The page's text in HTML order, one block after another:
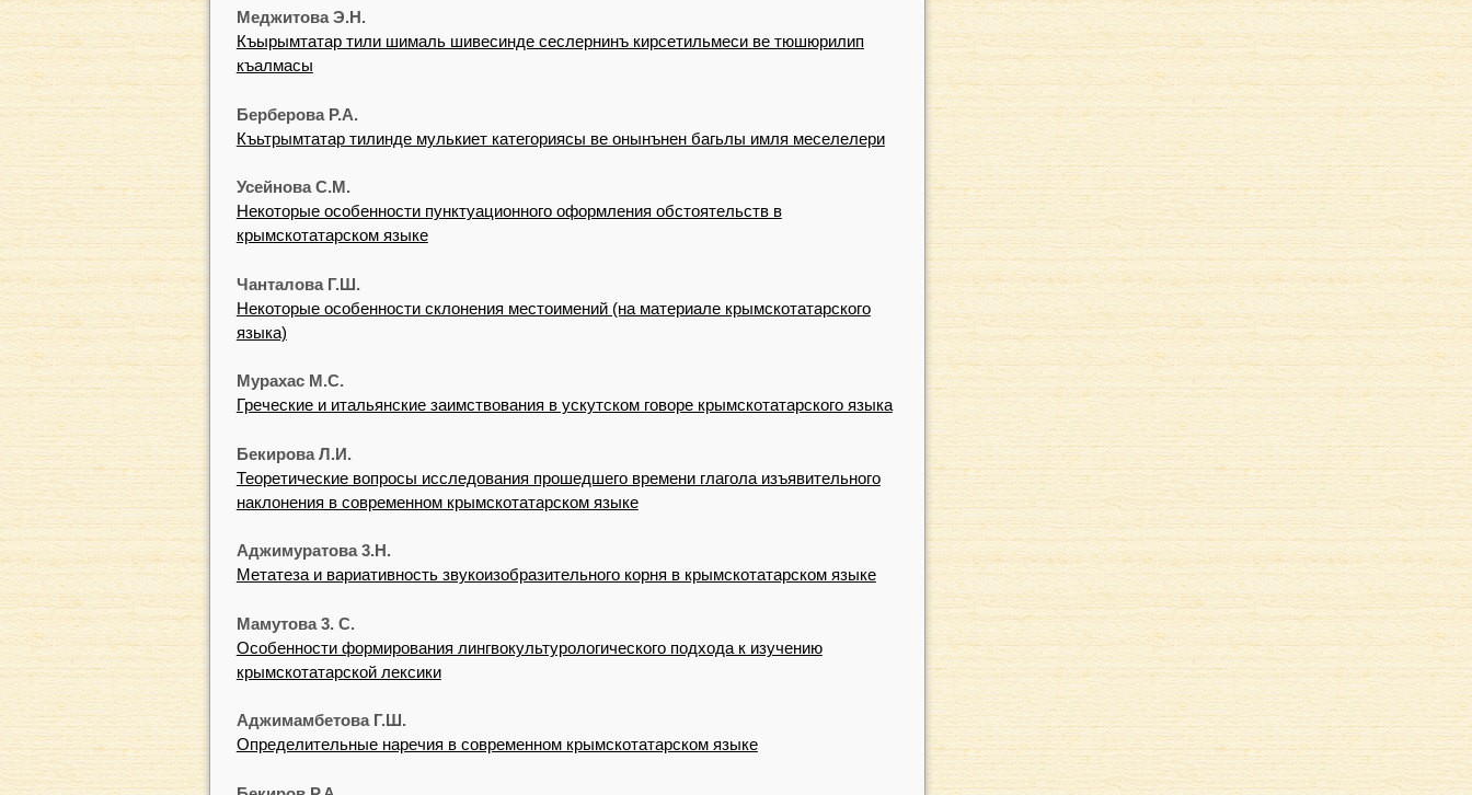
Меджитова Э.Н.
Къырымтатар тили шималь шивесинде сеслернинъ кирсетильмеси ве тюшюрилип
къалмасы
Берберова Р.А.
Къьтрымтатар тилинде мулькиет категориясы ве онынънен багьлы имля меселелери
Усейнова С.М.
Некоторые особенности пунктуационного оформления обстоятельств в
крымскотатарском языке
Чанталова Г.Ш.
Некоторые особенности склонения местоимений (на материале крымскотатарского
языка)
Мурахас М.С.
Греческие и итальянские заимствования в ускутском говоре крымскотатарского языка
Бекирова Л.И.
Теоретические вопросы исследования прошедшего времени глагола изъявительного
наклонения в современном крымскотатарском языке
Аджимуратова 3.Н.
Метатеза и вариативность звукоизобразительного корня в крымскотатарском языке
Мамутова 3. С.
Особенности формирования лингвокультурологического подхода к изучению
крымскотатарской лексики
Аджимамбетова Г.Ш.
Определительные наречия в современном крымскотатарском языке